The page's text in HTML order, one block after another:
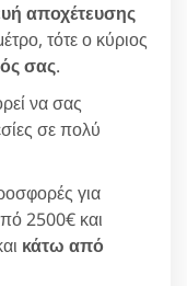
αποχέτευσης
τότε ο κύριος
σας.
να σας
σε πολύ
για
2500€ και
κάτω από